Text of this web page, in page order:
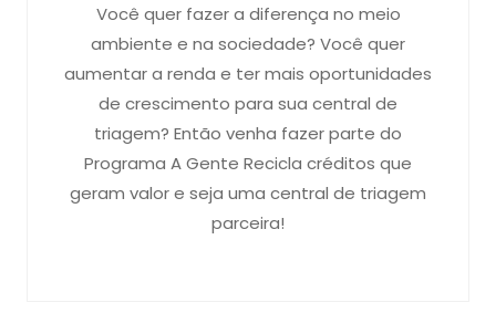
Você quer fazer a diferença no meio
ambiente e na sociedade? Você quer
aumentar a renda e ter mais oportunidades
de crescimento para sua central de
triagem? Então venha fazer parte do
Programa A Gente Recicla créditos que
geram valor e seja uma central de triagem
parceira!